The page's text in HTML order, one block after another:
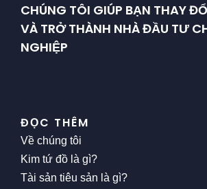
CHÚNG TÔI GIÚP BẠN THAY
VÀ TRỞ THÀNH NHÀ ĐẦU TƯ
NGHIỆP
ĐỌC THÊM
Về chúng tôi
Kim tứ đồ là gì?
Tài sản tiêu sản là gì?